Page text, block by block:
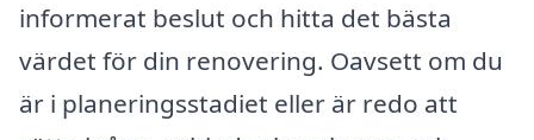
informerat beslut och hitta det bästa
värdet för din renovering. Oavsett om du
är i planeringsstadiet eller är redo att